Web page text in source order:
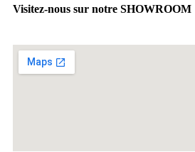
Visitez-nous sur notre SHOWROOM